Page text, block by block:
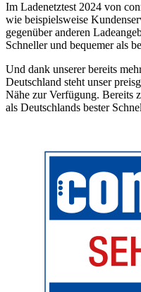
Im Ladenetztest 2024 von
wie beispielsweise
gegenüber anderen
Schneller und bequemer als
Und dank unserer bereits
Deutschland steht unser
Nähe zur Verfügung. Bereits
als Deutschlands bester